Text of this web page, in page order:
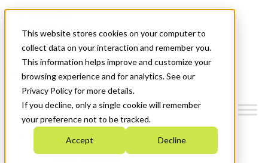
This website stores cookies on your computer to
collect data on your interaction and remember you.
This information helps improve and customize your
browsing experience and for analytics. See our
Privacy Policy for more details.
If you decline, only a single cookie will remember
your preference not to be tracked.
Accept Decline
News & Events
Get Started
Menu
Who We Are
Strategic Plan 2026-2030